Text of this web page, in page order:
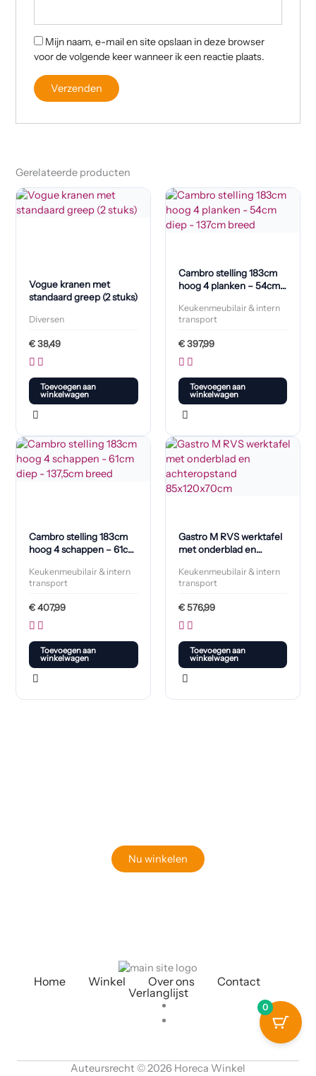
Mijn naam, e-mail en site opslaan in deze browser
voor de volgende keer wanneer ik een reactie plaats.
Gerelateerde producten
Vogue kranen met
standaard greep (2 stuks)
Diversen
€38,49
Toevoegen aan
winkelwagen
Cambro stelling 183cm
hoog 4 planken – 54cm
Keukenmeubilair & intern
transport
€397,99
Toevoegen aan
winkelwagen
Cambro stelling 183cm
hoog 4 schappen – 61cm
Keukenmeubilair & intern
transport
€407,99
Toevoegen aan
winkelwagen
Gastro M RVS werktafel
met onderblad en
85x120x70cm
Keukenmeubilair & intern
transport
€576,99
Toevoegen aan
winkelwagen
Nu winkelen
Home Winkel Over ons
Contact
Verlanglijst
Auteursrecht © 2026 Horeca Winkel
0